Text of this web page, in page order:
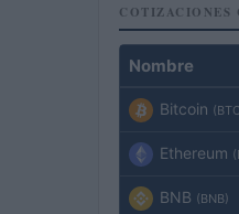
COTIZACIONES
Nombre
Bitcoin
Ethereum
BNB (BNB)